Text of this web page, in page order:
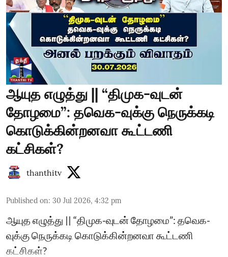
ஆயுத எழுத்து || “திமுக-வுடன்
தோழமை”: தவெக-வுக்கு நெருக்கடி
கொடுக்கின்றனவா கூட்டணி
கட்சிகள்?
thanthitv
Published on: 30 Jul 2026, 4:32 pm
ஆயுத எழுத்து || “திமுக-வுடன் தோழமை”: தவெக-
வுக்கு நெருக்கடி கொடுக்கின்றனவா கூட்டணி
கட்சிகள்?